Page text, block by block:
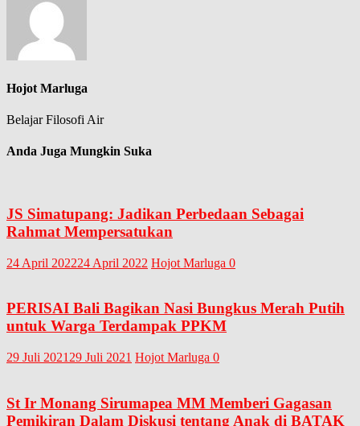
Hojot Marluga
Belajar Filosofi Air
Anda Juga Mungkin Suka
JS Simatupang: Jadikan Perbedaan Sebagai
Rahmat Mempersatukan
24 April 202224 April 2022 Hojot Marluga 0
PERISAI Bali Bagikan Nasi Bungkus Merah Putih
untuk Warga Terdampak PPKM
29 Juli 2021 29 Juli 2021 Hojot Marluga 0
St Ir Monang Sirumapea MM Memberi Gagasan
Pemikiran Dalam Diskusi tentang Anak di BATAK